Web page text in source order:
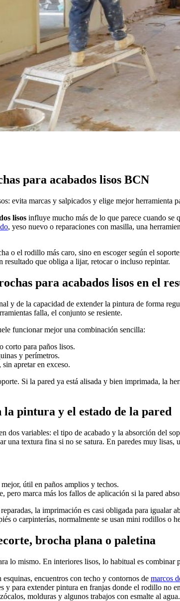
para acabados lisos BCN
evita marcas y salpicados y elige mejor herramienta
lisos influye mucho más de lo que parece cuando se
, yeso nuevo o reparaciones con masilla, una
o el rodillo más caro, sino en escoger según el
que obliga a lijar, retocar o incluso repintar.
para acabados lisos en el
y de la capacidad de extender la pintura de forma
falla, el conjunto se resiente.
funcionar mejor una combinación sencilla:
para paños lisos.
y perímetros.
apretar en exceso.
Si la pared ya está alisada y bien imprimada, la
pintura y el estado de la pared
dos variables: el tipo de acabado y la absorción del
una textura fina si no se satura. En paredes muy lisas,
útil en paños amplios y techos.
pero marca más los fallos de aplicación si la pared
la imprimación es casi obligada para igualar
o carpinterías, normalmente se usan mini rodillos o
brocha plana o paletina
lo mismo. En interiores lisos, lo habitual es combinar
esquinas, encuentros con techo y contornos de marcos
y para extender pintura en franjas donde el rodillo no
molduras y algunos trabajos con esmalte al agua.